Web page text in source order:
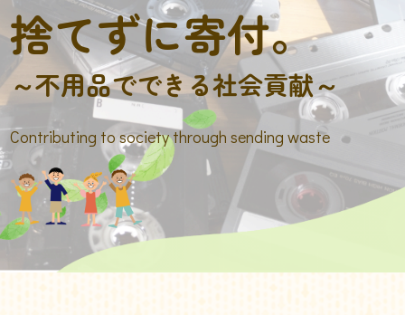
捨てずに寄付。
～不用品でできる社会貢献～
Contributing to society through sending waste